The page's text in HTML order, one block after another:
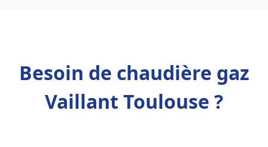
Besoin de chaudière gaz
Vaillant Toulouse ?